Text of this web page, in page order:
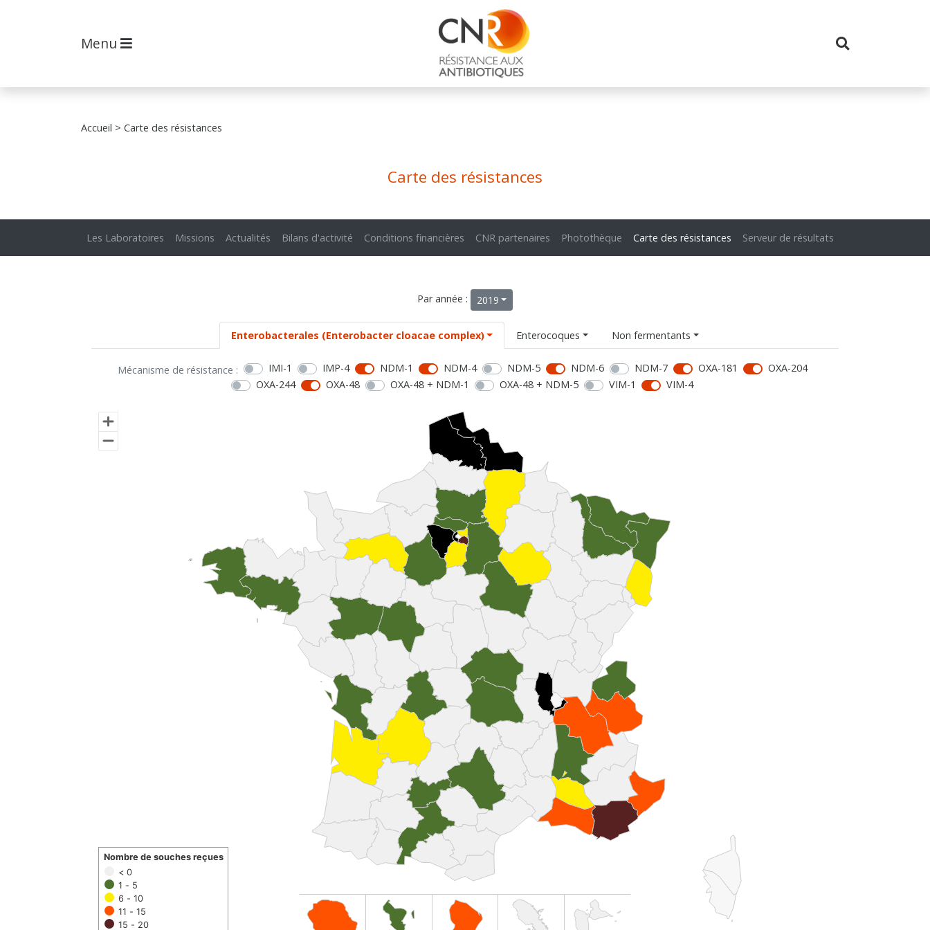
Menu
Accueil > Carte des résistances
Carte des résistances
Les Laboratoires Missions Actualités Bilans d'activité Conditions financières CNR partenaires Photothèque Carte des résistances Serveur de résultats
Par année : 2019
Enterobacterales (Enterobacter cloacae complex) Enterocoques Non fermentants
Mécanisme de résistance : IMI-1 IMP-4 NDM-1 NDM-4 NDM-5 NDM-6 NDM-7 OXA-181
OXA-204
OXA-244
OXA-48 OXA-48 + NDM-1 OXA-48 + NDM-5 VIM-1 VIM-4
< 0
1 - 5
6 - 10
11 - 15
15 - 20
Nombre de souches reçues